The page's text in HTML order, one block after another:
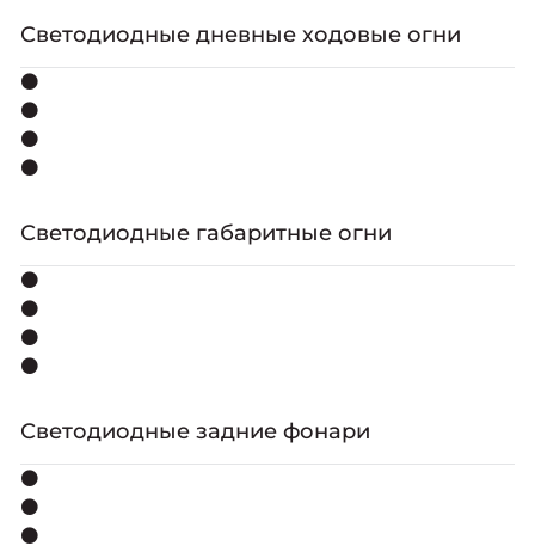
Светодиодные дневные ходовые огни
⚫
⚫
⚫
⚫
Светодиодные габаритные огни
⚫
⚫
⚫
⚫
Светодиодные задние фонари
⚫
⚫
⚫